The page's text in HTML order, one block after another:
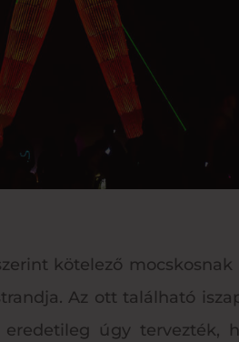
kötelező
Az ott található
úgy tervezték,